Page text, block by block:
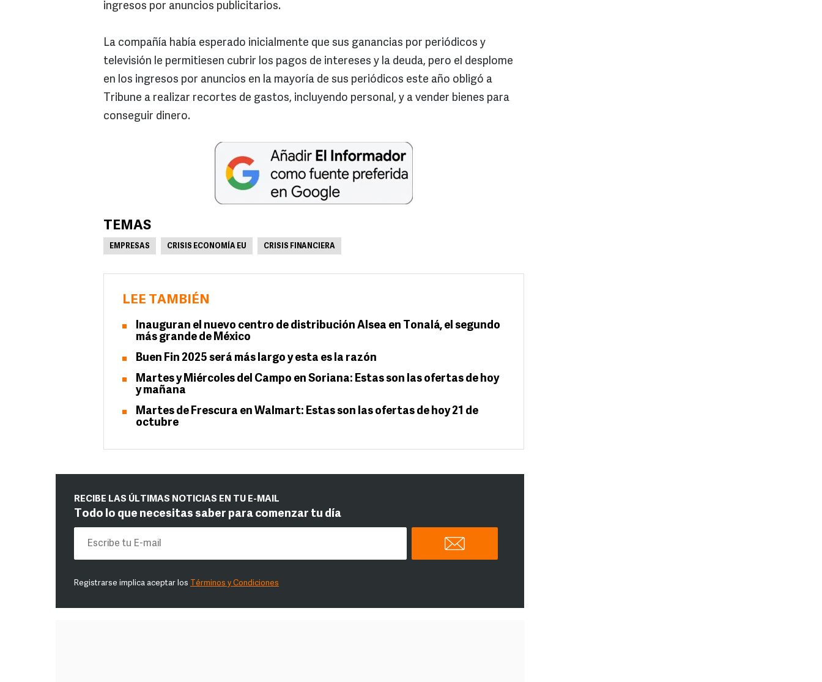
ingresos por anuncios publicitarios.
La compañía había esperado inicialmente que sus ganancias por periódicos y
televisión le permitiesen cubrir los pagos de intereses y la deuda, pero el desplome
en los ingresos por anuncios en la mayoría de sus periódicos este año obligó a
Tribune a realizar recortes de gastos, incluyendo personal, y a vender bienes para
conseguir dinero.
TEMAS
EMPRESAS CRISIS ECONOMÍA EU CRISIS FINANCIERA
LEE TAMBIÉN
Inauguran el nuevo centro de distribución Alsea en Tonalá, el segundo
más grande de México
Buen Fin 2025 será más largo y esta es la razón
Martes y Miércoles del Campo en Soriana: Estas son las ofertas de hoy
y mañana
Martes de Frescura en Walmart: Estas son las ofertas de hoy 21 de
octubre
RECIBE LAS ÚLTIMAS NOTICIAS EN TU E-MAIL
Todo lo que necesitas saber para comenzar tu día
Registrarse implica aceptar los Términos y Condiciones